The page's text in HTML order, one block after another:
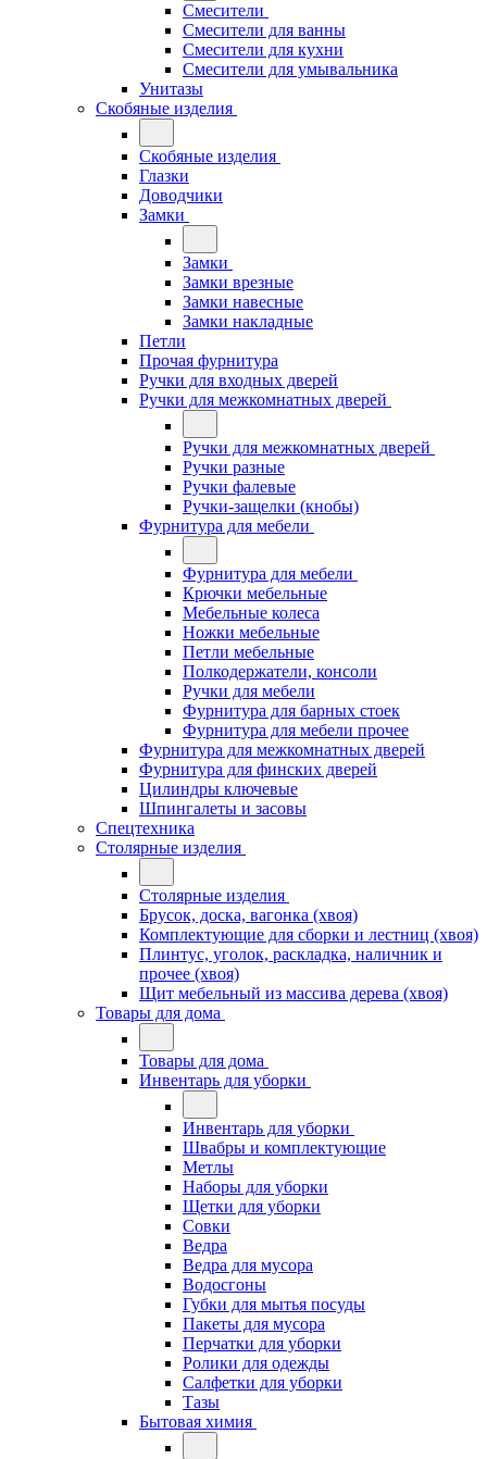
Смесители
Смесители для ванны
Смесители для кухни
Смесители для умывальника
Унитазы
Скобяные изделия
Скобяные изделия
Глазки
Доводчики
Замки
Замки
Замки врезные
Замки навесные
Замки накладные
Петли
Прочая фурнитура
Ручки для входных дверей
Ручки для межкомнатных дверей
Ручки для межкомнатных дверей
Ручки разные
Ручки фалевые
Ручки-защелки (кнобы)
Фурнитура для мебели
Фурнитура для мебели
Крючки мебельные
Мебельные колеса
Ножки мебельные
Петли мебельные
Полкодержатели, консоли
Ручки для мебели
Фурнитура для барных стоек
Фурнитура для мебели прочее
Фурнитура для межкомнатных дверей
Фурнитура для финских дверей
Цилиндры ключевые
Шпингалеты и засовы
Спецтехника
Столярные изделия
Столярные изделия
Брусок, доска, вагонка (хвоя)
Комплектующие для сборки и лестниц (хвоя)
Плинтус, уголок, раскладка, наличник и
прочее (хвоя)
Щит мебельный из массива дерева (хвоя)
Товары для дома
Товары для дома
Инвентарь для уборки
Инвентарь для уборки
Швабры и комплектующие
Метлы
Наборы для уборки
Щетки для уборки
Совки
Ведра
Ведра для мусора
Водосгоны
Губки для мытья посуды
Пакеты для мусора
Перчатки для уборки
Ролики для одежды
Салфетки для уборки
Тазы
Бытовая химия